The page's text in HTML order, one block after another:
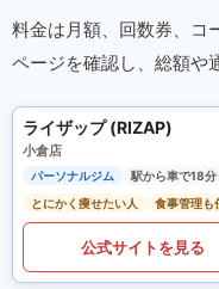
料金は月額、回数券、コ
ページを確認し、総額や
ライザップ (RIZAP)
小倉店
パーソナルジム
駅から車で18分
とにかく痩せたい人
食事管理も
公式サイトを見る